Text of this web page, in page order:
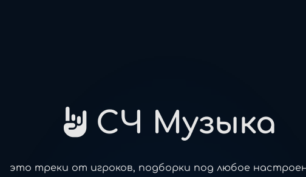
СЧ Музыка
это треки от игроков, подборки под любое